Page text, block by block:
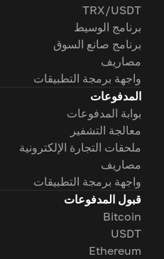
TRX/USDT
برنامج الوسيط
برنامج صانع السوق
مصاريف
واجهة برمجة التطبيقات
المدفوعات
بوابة المدفوعات
معالجة التشفير
ملحقات التجارة الإلكترونية
مصاريف
واجهة برمجة التطبيقات
قبول المدفوعات
Bitcoin
USDT
Ethereum